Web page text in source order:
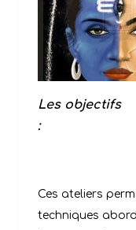
Les objectifs
:
Ces ateliers
techniques